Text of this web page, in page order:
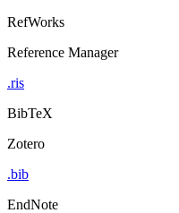
RefWorks
Reference Manager
.ris
BibTeX
Zotero
.bib
EndNote